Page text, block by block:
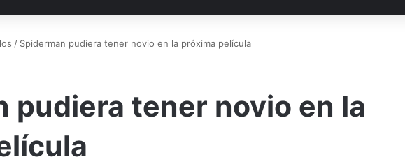
/ Spiderman pudiera tener novio en la próxima película
pudiera tener novio en la